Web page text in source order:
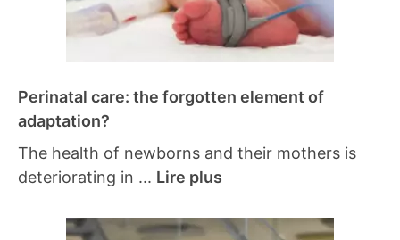
Perinatal care: the forgotten element of
adaptation?
The health of newborns and their mothers is
deteriorating in ... Lire plus